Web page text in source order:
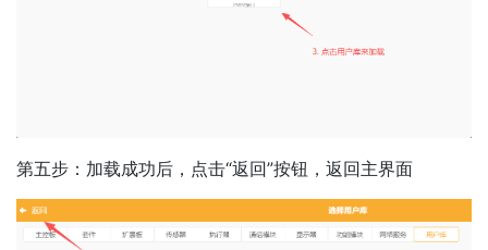
第五步：加载成功后，点击“返回”按钮，返回主界面